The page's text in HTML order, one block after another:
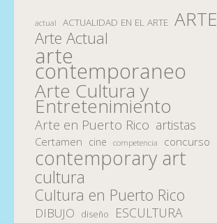
actual ACTUALIDAD EN EL ARTE ARTE
Arte Actual
arte
contemporaneo
Arte Cultura y
Entretenimiento
Arte en Puerto Rico artistas
Certamen cine competencia concurso
contemporary art
cultura
Cultura en Puerto Rico
DIBUJO diseño ESCULTURA